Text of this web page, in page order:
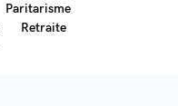
Paritarisme
Retraite